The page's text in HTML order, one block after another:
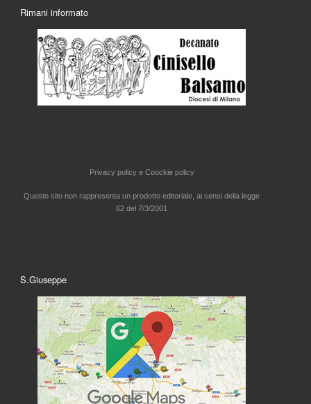
Rimani informato
Privacy policy e Coockie policy
Questo sito non rappresenta un prodotto editoriale, ai sensi della legge
62 del 7/3/2001
S.Giuseppe